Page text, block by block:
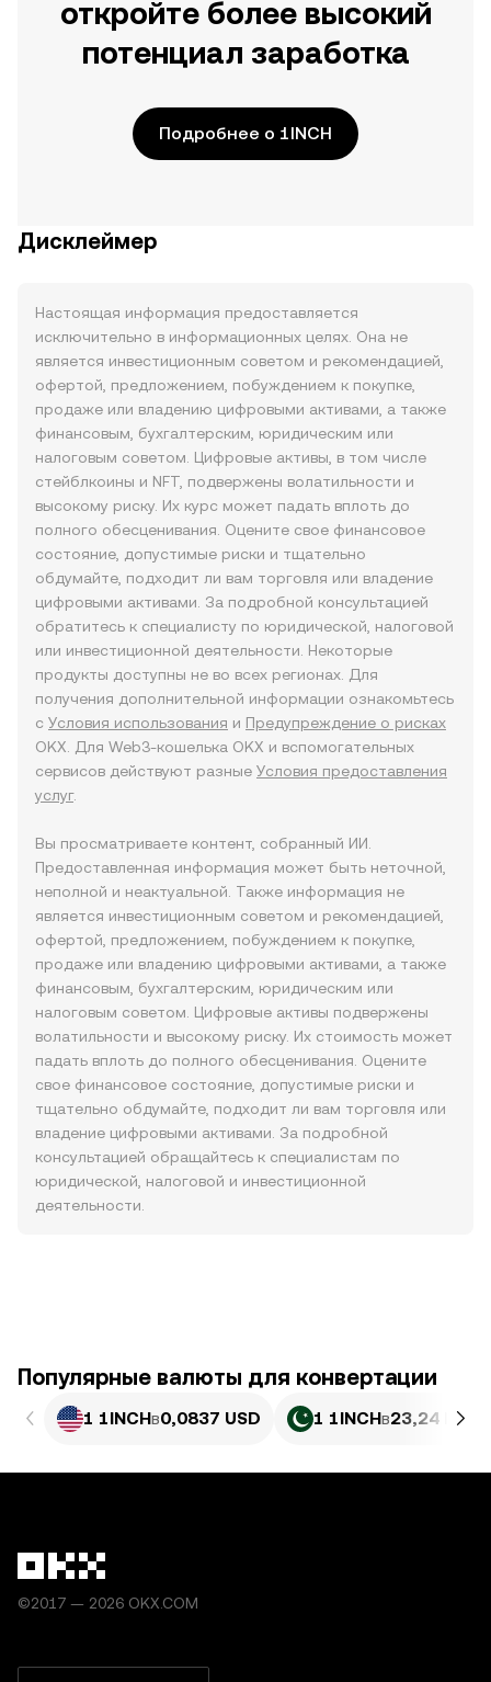
откройте более высокий
потенциал заработка
Подробнее о 1INCH
Дисклеймер
Настоящая информация предоставляется
исключительно в информационных целях. Она не
является инвестиционным советом и рекомендацией,
офертой, предложением, побуждением к покупке,
продаже или владению цифровыми активами, а также
финансовым, бухгалтерским, юридическим или
налоговым советом. Цифровые активы, в том числе
стейблкоины и NFT, подвержены волатильности и
высокому риску. Их курс может падать вплоть до
полного обесценивания. Оцените свое финансовое
состояние, допустимые риски и тщательно
обдумайте, подходит ли вам торговля или владение
цифровыми активами. За подробной консультацией
обратитесь к специалисту по юридической, налоговой
или инвестиционной деятельности. Некоторые
продукты доступны не во всех регионах. Для
получения дополнительной информации ознакомьтесь
с Условия использования и Предупреждение о рисках
OKX. Для Web3-кошелька OKX и вспомогательных
сервисов действуют разные Условия предоставления
услуг.
Вы просматриваете контент, собранный ИИ.
Предоставленная информация может быть неточной,
неполной и неактуальной. Также информация не
является инвестиционным советом и рекомендацией,
офертой, предложением, побуждением к покупке,
продаже или владению цифровыми активами, а также
финансовым, бухгалтерским, юридическим или
налоговым советом. Цифровые активы подвержены
волатильности и высокому риску. Их стоимость может
падать вплоть до полного обесценивания. Оцените
свое финансовое состояние, допустимые риски и
тщательно обдумайте, подходит ли вам торговля или
владение цифровыми активами. За подробной
консультацией обращайтесь к специалистам по
юридической, налоговой и инвестиционной
деятельности.
Популярные валюты для конвертации
1 1INCHв0,0837 USD 1 1INCHв23,24 PKR
©2017 — 2026 OKX.COM